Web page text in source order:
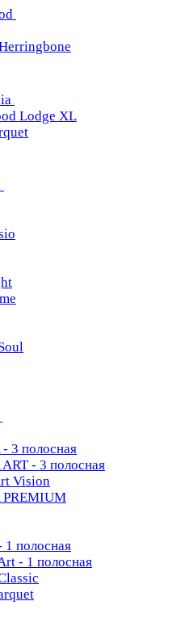
Lodge XL
3 полосная
- 3 полосная
Vision
PREMIUM
1 полосная
- 1 полосная